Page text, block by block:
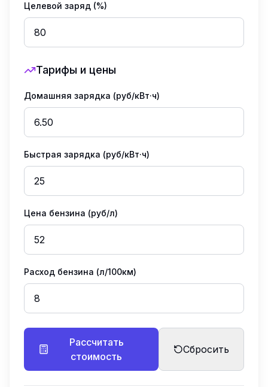
Целевой заряд (%)
Тарифы и цены
Домашняя зарядка (руб/кВт·ч)
Быстрая зарядка (руб/кВт·ч)
Цена бензина (руб/л)
Расход бензина (л/100км)
Рассчитать
стоимость
Сбросить